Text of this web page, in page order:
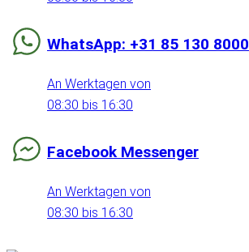
WhatsApp: +31 85 130 8000
An Werktagen von
08:30 bis 16:30
Facebook Messenger
An Werktagen von
08:30 bis 16:30